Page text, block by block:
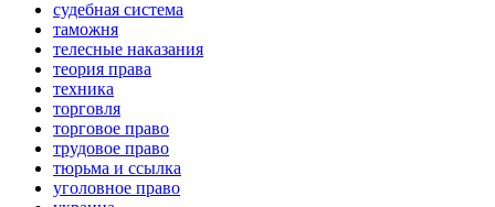
судебная система
таможня
телесные наказания
теория права
техника
торговля
торговое право
трудовое право
тюрьма и ссылка
уголовное право